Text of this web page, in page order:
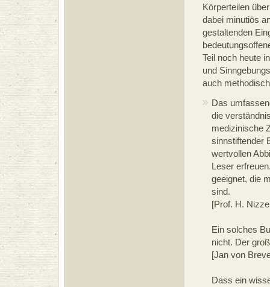
Körperteilen
dabei minutiös
gestaltenden
Teil noch heute
und
auch
Das
die
medizinische
sinnstiftender
wertvollen
Leser
geeignet, die
sind.
[Prof. H.
Ein solches
nicht. Der
[Jan von
Dass ein